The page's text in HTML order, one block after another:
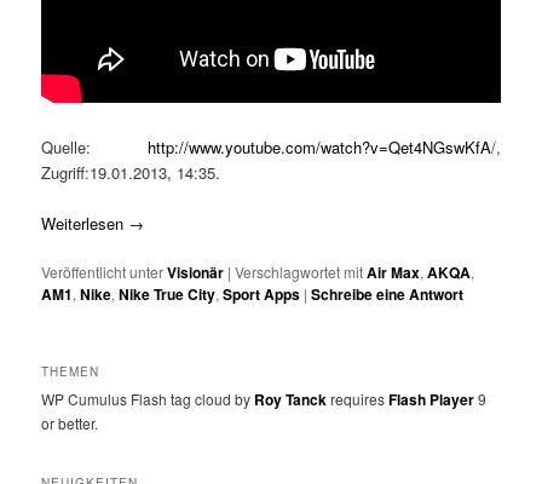
Quelle: http://www.youtube.com/watch?v=Qet4NGswKfA/,
Zugriff:19.01.2013, 14:35.
Weiterlesen →
Veröffentlicht unterVisionär |Verschlagwortet mitAir Max,AKQA,
AM1,Nike,Nike True City,Sport Apps |Schreibe eine Antwort
THEMEN
WP Cumulus Flash tag cloud by Roy TanckrequiresFlash Player9
or better.